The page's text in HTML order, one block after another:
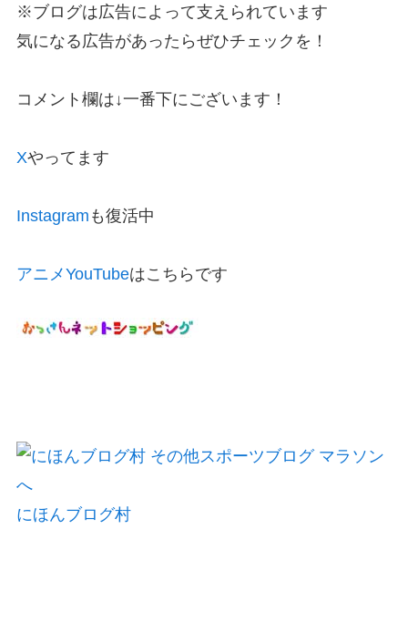
※ブログは広告によって支えられています
気になる広告があったらぜひチェックを！
コメント欄は↓一番下にございます！
Xやってます
Instagram も復活中
アニメYouTubeはこちらです
にほんブログ村